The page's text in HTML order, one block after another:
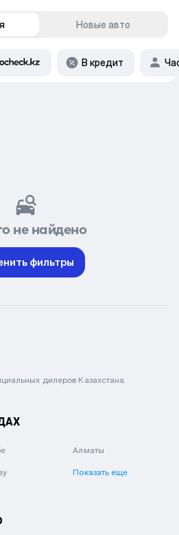
Новые авто
В кредит
не найдено
фильтры
дилеров Казахстана.
Алматы
Показать еще